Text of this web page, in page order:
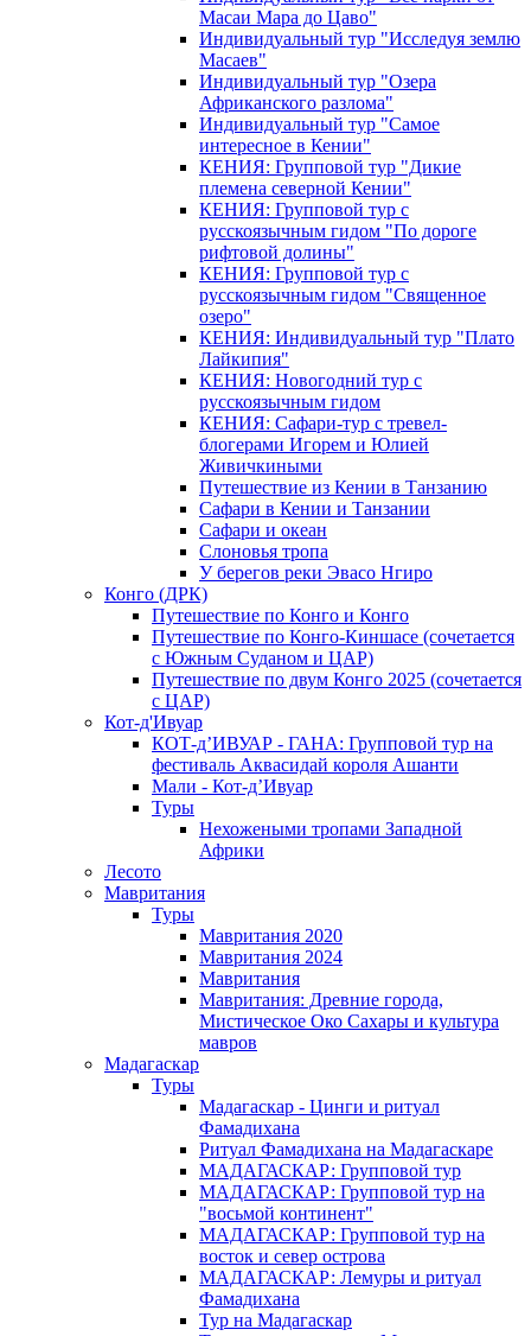
Масаи Мара до Цаво"
Индивидуальный тур "Исследуя землю
Масаев"
Индивидуальный тур "Озера
Африканского разлома"
Индивидуальный тур "Самое
интересное в Кении"
КЕНИЯ: Групповой тур "Дикие
племена северной Кении"
КЕНИЯ: Групповой тур с
русскоязычным гидом "По дороге
рифтовой долины"
КЕНИЯ: Групповой тур с
русскоязычным гидом "Священное
озеро"
КЕНИЯ: Индивидуальный тур "Плато
Лайкипия"
КЕНИЯ: Новогодний тур с
русскоязычным гидом
КЕНИЯ: Сафари-тур с тревел-
блогерами Игорем и Юлией
Живичкиными
Путешествие из Кении в Танзанию
Сафари в Кении и Танзании
Сафари и океан
Слоновья тропа
У берегов реки Эвасо Нгиро
Конго (ДРК)
Путешествие по Конго и Конго
Путешествие по Конго-Киншасе (сочетается
с Южным Суданом и ЦАР)
Путешествие по двум Конго 2025 (сочетается
с ЦАР)
Кот-д'Ивуар
КОТ-д’ИВУАР - ГАНА: Групповой тур на
фестиваль Аквасидай короля Ашанти
Мали - Кот-д’Ивуар
Туры
Нехожеными тропами Западной
Африки
Лесото
Мавритания
Туры
Мавритания 2020
Мавритания 2024
Мавритания
Мавритания: Древние города,
Мистическое Око Сахары и культура
мавров
Мадагаскар
Туры
Мадагаскар - Цинги и ритуал
Фамадихана
Ритуал Фамадихана на Мадагаскаре
МАДАГАСКАР: Групповой тур
МАДАГАСКАР: Групповой тур на
"восьмой континент"
МАДАГАСКАР: Групповой тур на
восток и север острова
МАДАГАСКАР: Лемуры и ритуал
Фамадихана
Тур на Мадагаскар